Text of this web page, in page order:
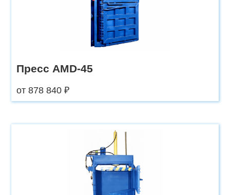
Пресс AMD-45
от 878 840 ₽